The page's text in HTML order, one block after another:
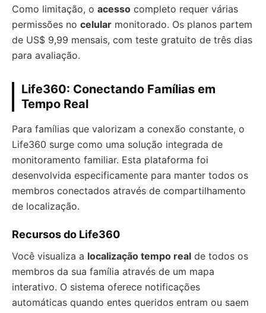
Como limitação, o acesso completo requer várias
permissões no celular monitorado. Os planos partem
de US$ 9,99 mensais, com teste gratuito de três dias
para avaliação.
Life360: Conectando Famílias em
Tempo Real
Para famílias que valorizam a conexão constante, o
Life360 surge como uma solução integrada de
monitoramento familiar. Esta plataforma foi
desenvolvida especificamente para manter todos os
membros conectados através de compartilhamento
de localização.
Recursos do Life360
Você visualiza a localização tempo real de todos os
membros da sua família através de um mapa
interativo. O sistema oferece notificações
automáticas quando entes queridos entram ou saem